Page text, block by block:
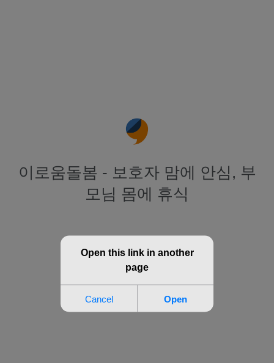
이로움돌봄 - 보호자 맘에 안심, 부
모님 몸에 휴식